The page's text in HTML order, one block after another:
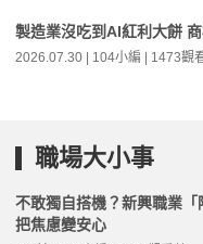
製造業沒吃到AI紅利大餅
2026.07.30 | 104小編 | 1473觀
職場大小事
不敢獨自搭機？新興職業「
把焦慮變安心